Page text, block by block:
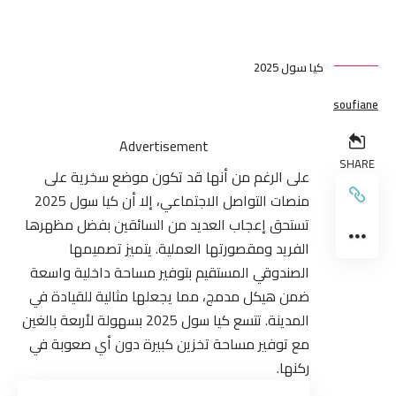
كيا سول 2025
soufiane
SHARE
Advertisement
على الرغم من أنها قد تكون موضع سخرية على
منصات التواصل الاجتماعي، إلا أن كيا سول 2025
تستحق إعجاب العديد من السائقين بفضل مظهرها
الفريد ومقصورتها العملية. يتميز تصميمها
الصندوقي المستقيم بتوفير مساحة داخلية واسعة
ضمن هيكل مدمج، مما يجعلها مثالية للقيادة في
المدينة. تتسع كيا سول 2025 بسهولة لأربعة بالغين
مع توفير مساحة تخزين كبيرة دون أي صعوبة في
ركنها.